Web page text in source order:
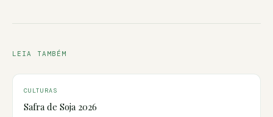
LEIA TAMBÉM
CULTURAS
Safra de Soja 2026